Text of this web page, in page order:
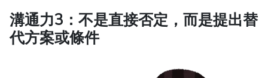
溝通力3：不是直接否定，而是提出替
代方案或條件